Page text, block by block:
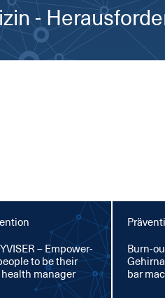
-
– Em­power­
to be their
ma­na­ger
Burn-
bar